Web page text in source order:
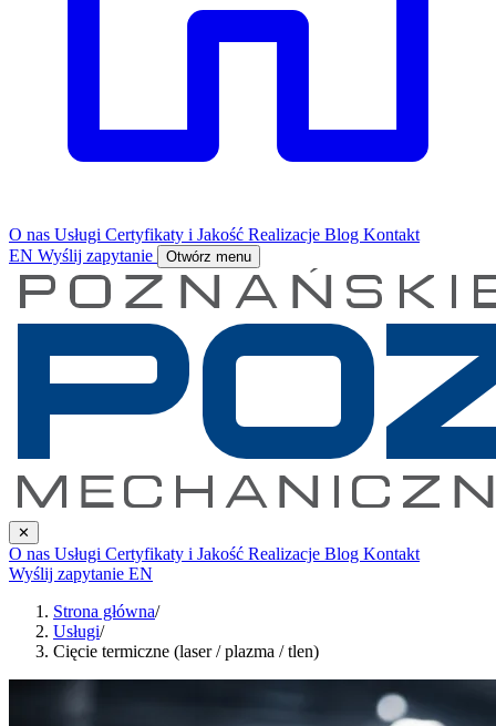
O nas Usługi Certyfikaty i Jakość Realizacje Blog Kontakt
EN Wyślij zapytanie Otwórz menu
✕
O nas Usługi Certyfikaty i Jakość Realizacje Blog Kontakt
Wyślij zapytanie EN
Strona główna/
Usługi/
Cięcie termiczne (laser / plazma / tlen)